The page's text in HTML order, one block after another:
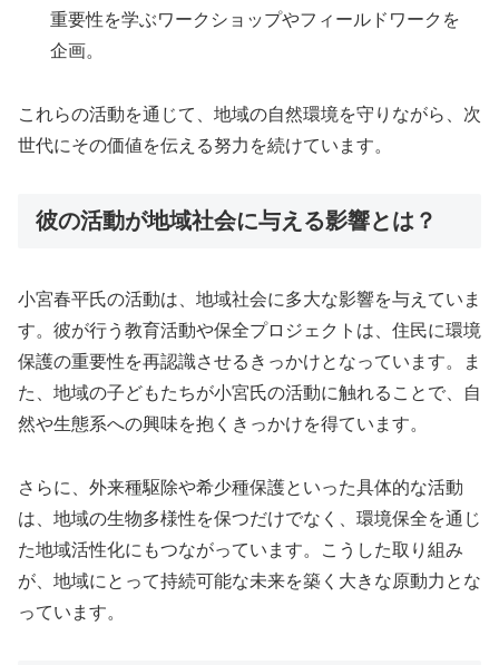
重要性を学ぶワークショップやフィールドワークを
企画。
これらの活動を通じて、地域の自然環境を守りながら、次
世代にその価値を伝える努力を続けています。
彼の活動が地域社会に与える影響とは？
小宮春平氏の活動は、地域社会に多大な影響を与えていま
す。彼が行う教育活動や保全プロジェクトは、住民に環境
保護の重要性を再認識させるきっかけとなっています。ま
た、地域の子どもたちが小宮氏の活動に触れることで、自
然や生態系への興味を抱くきっかけを得ています。
さらに、外来種駆除や希少種保護といった具体的な活動
は、地域の生物多様性を保つだけでなく、環境保全を通じ
た地域活性化にもつながっています。こうした取り組み
が、地域にとって持続可能な未来を築く大きな原動力とな
っています。